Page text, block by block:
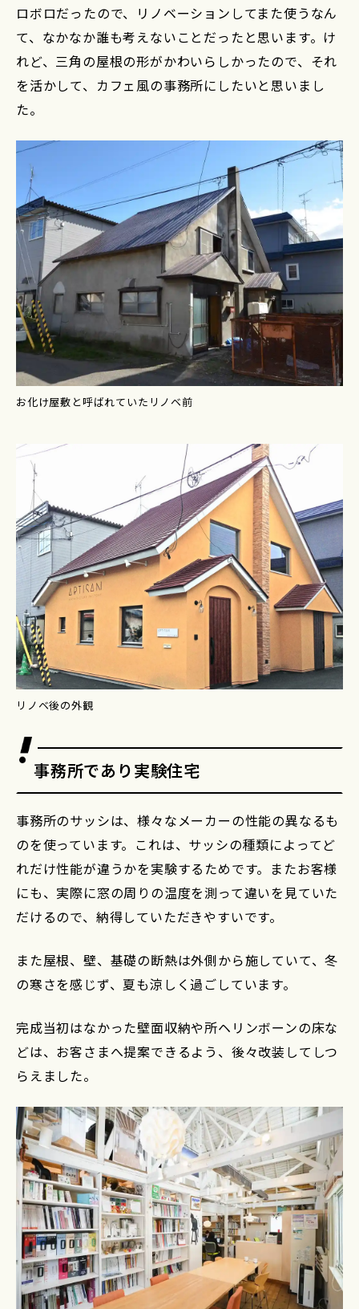
ロボロだったので、リノベーションしてまた使うなん
て、なかなか誰も考えないことだったと思います。け
れど、三角の屋根の形がかわいらしかったので、それ
を活かして、カフェ風の事務所にしたいと思いまし
た。
お化け屋敷と呼ばれていたリノベ前
リノベ後の外観
事務所であり実験住宅
事務所のサッシは、様々なメーカーの性能の異なるも
のを使っています。これは、サッシの種類によってど
れだけ性能が違うかを実験するためです。またお客様
にも、実際に窓の周りの温度を測って違いを見ていた
だけるので、納得していただきやすいです。
また屋根、壁、基礎の断熱は外側から施していて、冬
の寒さを感じず、夏も涼しく過ごしています。
完成当初はなかった壁面収納や所ヘリンボーンの床な
どは、お客さまへ提案できるよう、後々改装してしつ
らえました。